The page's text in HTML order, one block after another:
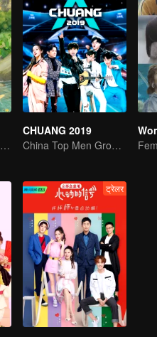
How do you feel about having two children at home?
CHUANG 2019
China Top Men Group's Competition
ट्रेलर